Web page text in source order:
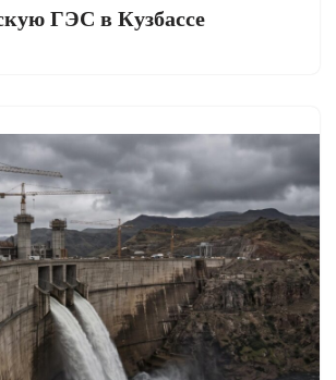
ГЭС в Кузбассе